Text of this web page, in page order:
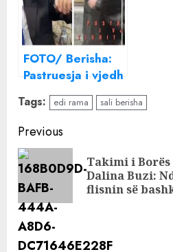
rrisni pagat!
FOTO/ Berisha:
Pastruesja i vjedh
‘tigrit’ xhupin
Tags: edi rama sali berisha
Continue
Reading
Previous
Takimi i
Dalina Buzi:
flisnin së